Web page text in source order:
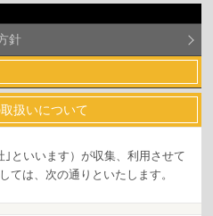
針
扱いについて
といいます）が収集、利用させて
ては、次の通りといたします。